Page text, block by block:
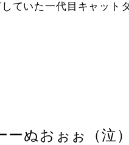
ていた一代目キャット
ぬおぉぉ（泣）